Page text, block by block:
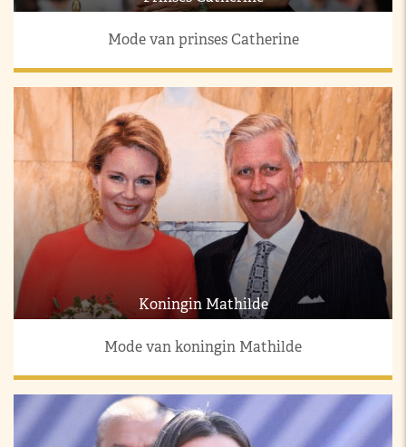
Mode van prinses Catherine
Koningin Mathilde
Mode van koningin Mathilde